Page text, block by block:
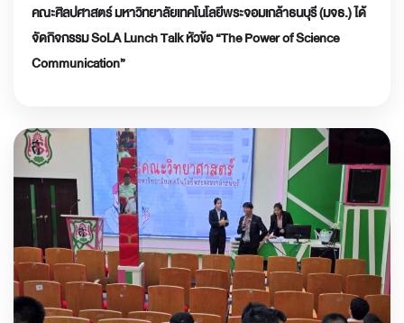
คณะศิลปศาสตร์ มหาวิทยาลัยเทคโนโลยีพระจอมเกล้าธนบุรี (มจธ.) ได้
จัดกิจกรรม SoLA Lunch Talk หัวข้อ “The Power of Science
Communication”